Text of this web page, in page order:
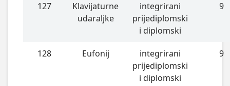
127
Klavijaturne
udaraljke
integrirani
prijediplomski
i diplomski
9
128 Eufonij
integrirani
prijediplomski
i diplomski
9